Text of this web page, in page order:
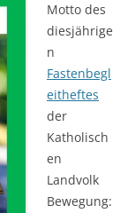
Motto des
diesjährige
n
Fastenbegl
eitheftes
der
Katholisch
en
Landvolk
Bewegung: